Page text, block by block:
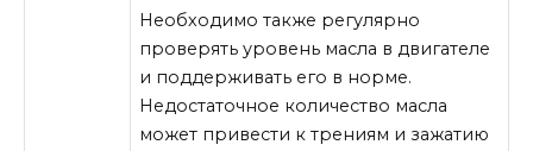
Необходимо также регулярно
проверять уровень масла в двигателе
и поддерживать его в норме.
Недостаточное количество масла
может привести к трениям и зажатию